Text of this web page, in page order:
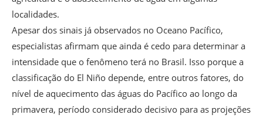
localidades.
Apesar dos sinais já observados no Oceano Pacífico,
especialistas afirmam que ainda é cedo para determinar a
intensidade que o fenômeno terá no Brasil. Isso porque a
classificação do El Niño depende, entre outros fatores, do
nível de aquecimento das águas do Pacífico ao longo da
primavera, período considerado decisivo para as projeções